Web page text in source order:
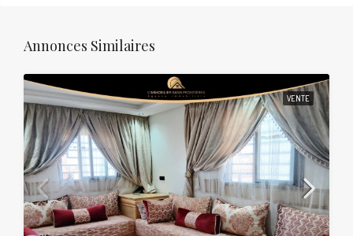
Annonces Similaires
VENTE